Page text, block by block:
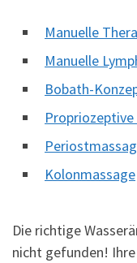
Manuelle
Manuelle
Bobath-
Kolonmassage
Die richtige
nicht gefunden!